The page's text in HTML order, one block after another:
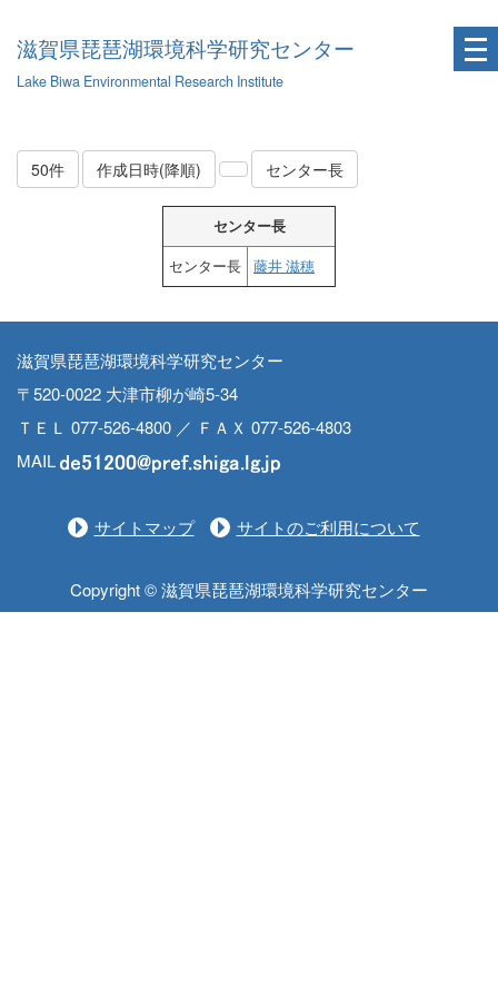
滋賀県琵琶湖環境科学研究センター
Lake Biwa Environmental Research Institute
50件 作成日時(降順) センター長
センター長
センター長
藤井 滋穂
滋賀県琵琶湖環境科学研究センター
〒520-0022 大津市柳が崎5-34
ＴＥＬ 077-526-4800 ／ ＦＡＸ 077-526-4803
MAIL
サイトマップ サイトのご利用について
Copyright © 滋賀県琵琶湖環境科学研究センター